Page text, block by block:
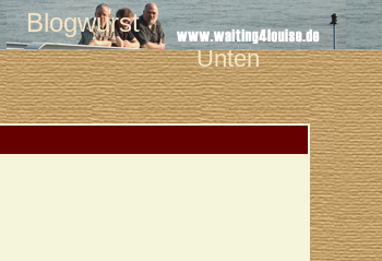
Blogwurst
Unten